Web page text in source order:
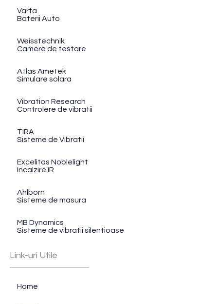
Varta
Baterii Auto
Weisstechnik
Camere de testare
Atlas Ametek
Simulare solara
Vibration Research
Controlere de vibratii
TIRA
Sisteme de Vibratii
Excelitas Noblelight
Incalzire IR
Ahlborn
Sisteme de masura
MB Dynamics
Sisteme de vibratii silentioase
Link-uri Utile
Home